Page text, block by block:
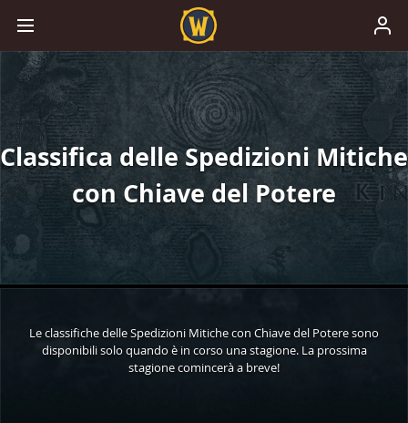
Classifica delle Spedizioni Mitiche
con Chiave del Potere
Le classifiche delle Spedizioni Mitiche con Chiave del Potere sono
disponibili solo quando è in corso una stagione. La prossima
stagione comincerà a breve!